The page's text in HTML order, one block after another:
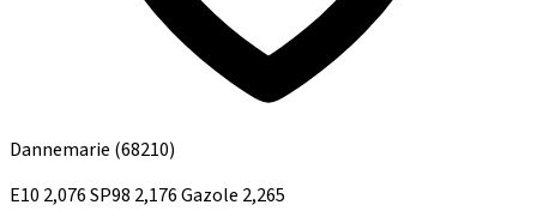
Dannemarie (68210)
E10 2,076SP98 2,176Gazole 2,265